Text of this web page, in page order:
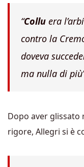
“Collu era
contro la
doveva
ma nulla di
Dopo aver glissato
rigore, Allegri si è